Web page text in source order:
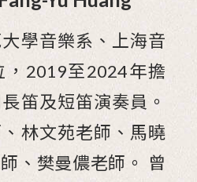
學音樂系、上海音
，2019至2024年擔
笛及短笛演奏員。
林文苑老師、馬曉
、樊曼儂老師。 曾